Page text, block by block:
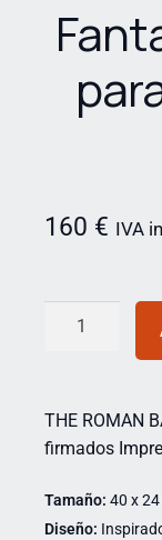
160 € IVA
THE ROMAN
firmados
Tamaño: 40 x
Diseño: